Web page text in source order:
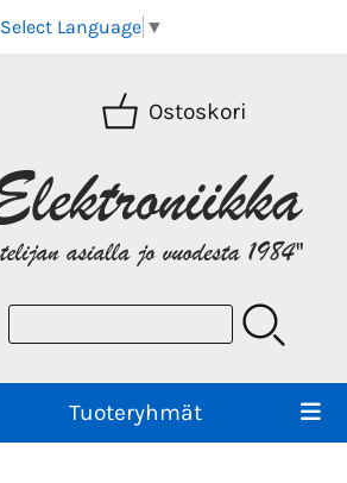
Select Language ▼
Ostoskori
Tuoteryhmät